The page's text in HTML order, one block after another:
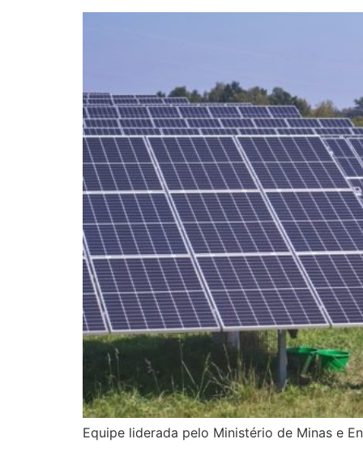
Equipe liderada pelo Ministério de Minas e